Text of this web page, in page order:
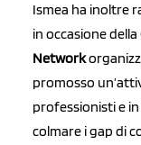
Ismea ha inoltre
in occasione della
Network
promosso
professionisti e
colmare i gap di